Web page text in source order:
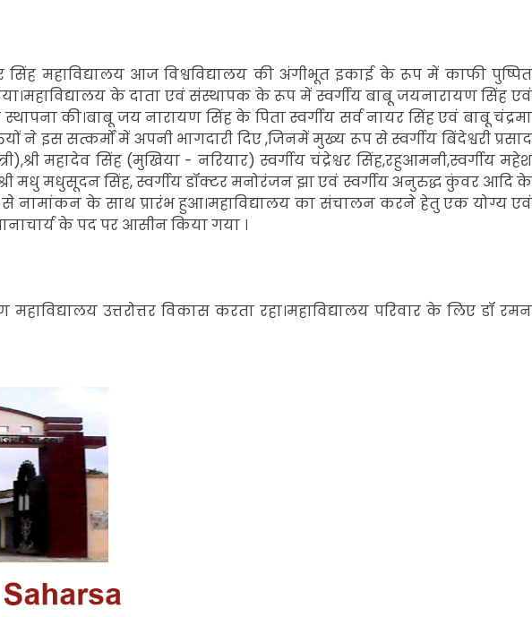
महाविद्यालय आज विश्वविद्यालय की अंगीभूत इकाई के रूप में काफी पुष्पित
के दाता एवं संस्थापक के रूप में स्वर्गीय बाबू जयनारायण सिंह एवं
की।बाबू जय नारायण सिंह के पिता स्वर्गीय सर्व नायर सिंह एवं बाबू चंद्रमा
ने इस सत्कर्मों में अपनी भागदारी दिए ,जिनमें मुख्य रूप से स्वर्गीय बिंदेश्वरी प्रसाद
महादेव सिंह (मुखिया - नरियार) स्वर्गीय चंद्रेश्वर सिंह,रहुआमनी,स्वर्गीय महेश
श्री मधु मधुसूदन सिंह, स्वर्गीय डॉक्टर मनोरंजन झा एवं स्वर्गीय अनुरुद्ध कुंवर आदि के
से नामांकन के साथ प्रारंभ हुआ।महाविद्यालय का संचालन करने हेतु एक योग्य एवं
के पद पर आसीन किया गया ।
उत्तरोत्तर विकास करता रहा।महाविद्यालय परिवार के लिए डॉ रमन